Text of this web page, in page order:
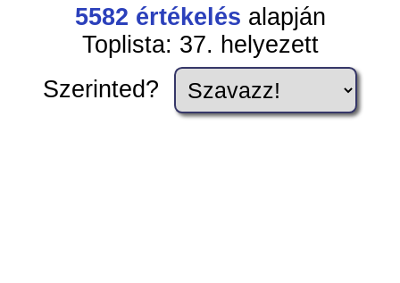
5582 értékelés alapján
Toplista: 37. helyezett
Szerinted?